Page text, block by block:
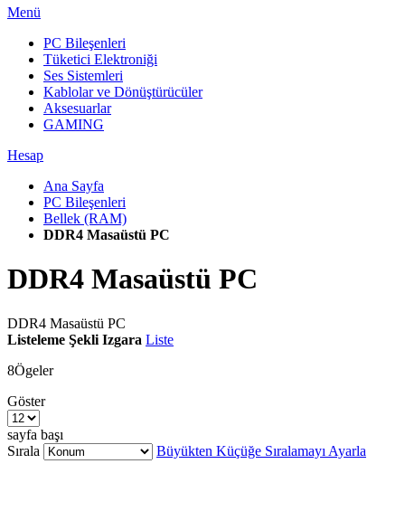
Menü
PC Bileşenleri
Tüketici Elektroniği
Ses Sistemleri
Kablolar ve Dönüştürücüler
Aksesuarlar
GAMING
Hesap
Ana Sayfa
PC Bileşenleri
Bellek (RAM)
DDR4 Masaüstü PC
DDR4 Masaüstü PC
DDR4 Masaüstü PC
Listeleme Şekli Izgara Liste
8Ögeler
Göster
sayfa başı
Sırala
Büyükten Küçüğe Sıralamayı Ayarla